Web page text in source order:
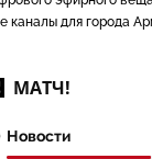
каналы для города
МАТЧ!
Новости